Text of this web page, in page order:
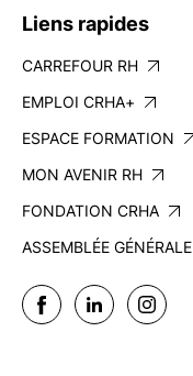
Liens rapides
CARREFOUR RH
EMPLOI CRHA+
ESPACE FORMATION
MON AVENIR RH
FONDATION CRHA
ASSEMBLÉE GÉNÉRALE